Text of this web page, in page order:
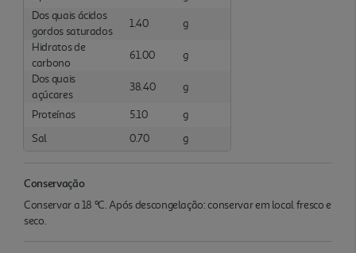
Dos quais ácidos
gordos saturados
1.40
g
Hidratos de
carbono
61.00
g
Dos quais
açúcares
38.40 g
Proteínas 5.10
g
Sal
0.70 g
Conservação
Conservar a 18 ºC. Após descongelação: conservar em local fresco e
seco.